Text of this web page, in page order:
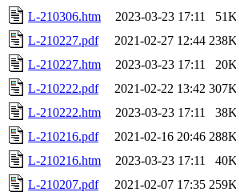
L-210306.htm
2023-03-23 17:11 51K
L-210227.pdf
2021-02-27 12:44 238K
L-210227.htm
2023-03-23 17:11 20K
L-210222.pdf
2021-02-22 13:42 307K
L-210222.htm
2023-03-23 17:11 38K
L-210216.pdf
2021-02-16 20:46 288K
L-210216.htm
2023-03-23 17:11 40K
L-210207.pdf
2021-02-07 17:35 259K